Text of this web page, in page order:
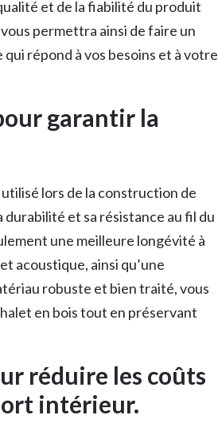
et de la fiabilité du produit
permettra ainsi de faire un
répond à vos besoins et à votre
garantir la
lors de la construction de
durabilité et sa résistance au fil du
une meilleure longévité à
acoustique, ainsi qu’une
robuste et bien traité, vous
en bois tout en préservant
réduire les coûts
intérieur.